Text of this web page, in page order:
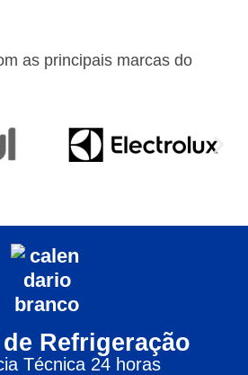
as principais marcas do
Refrigeração
Técnica 24 horas